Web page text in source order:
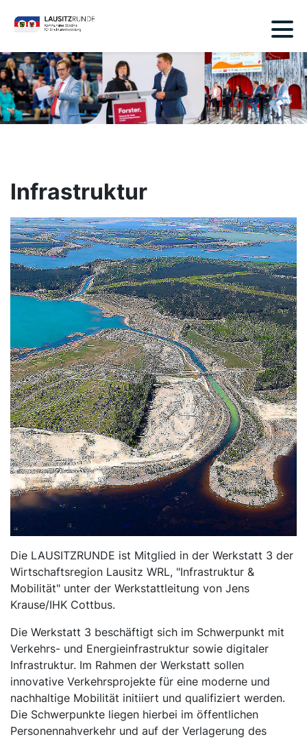
Infrastruktur
Die LAUSITZRUNDE ist Mitglied in der Werkstatt 3 der
Wirtschaftsregion Lausitz WRL, "Infrastruktur &
Mobilität" unter der Werkstattleitung von Jens
Krause/IHK Cottbus.
Die Werkstatt 3 beschäftigt sich im Schwerpunkt mit
Verkehrs- und Energieinfrastruktur sowie digitaler
Infrastruktur. Im Rahmen der Werkstatt sollen
innovative Verkehrsprojekte für eine moderne und
nachhaltige Mobilität initiiert und qualifiziert werden.
Die Schwerpunkte liegen hierbei im öffentlichen
Personennahverkehr und auf der Verlagerung des